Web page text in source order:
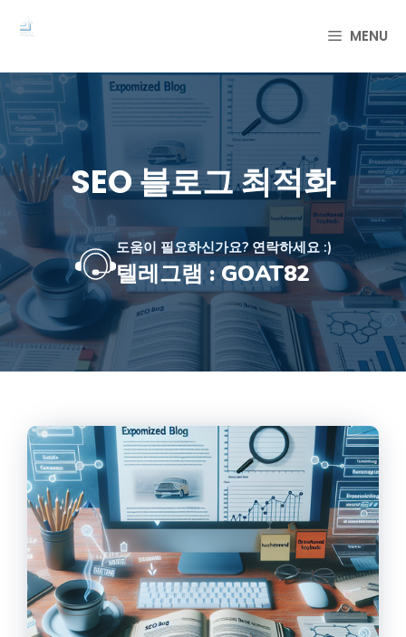
로
건
너
뛰
기
MENU
SEO 블로그 최적화
도움이 필요하신가요? 연락하세요 :)
텔레그램 : GOAT82